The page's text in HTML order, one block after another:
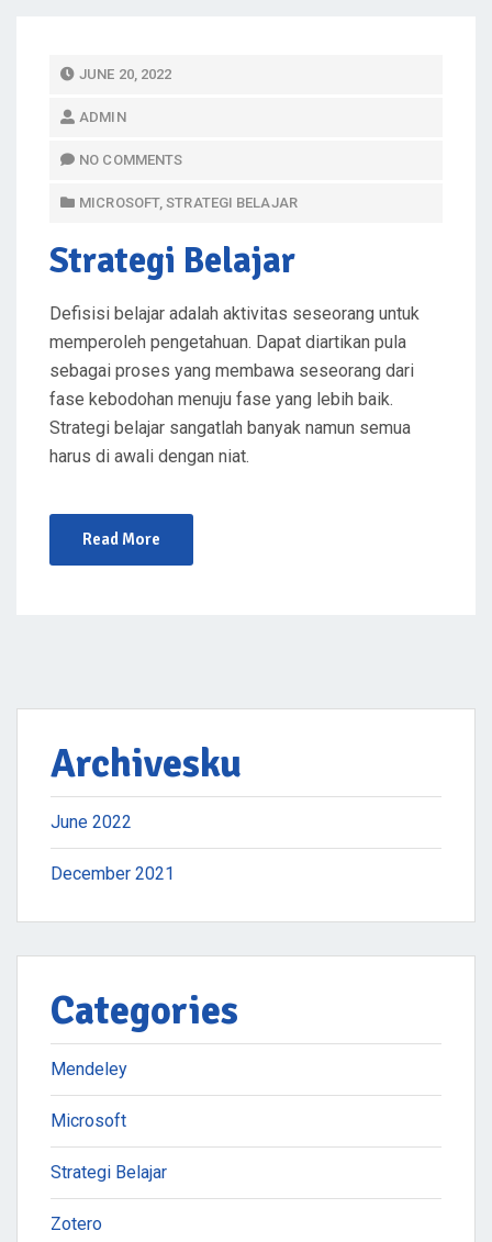
P
T
O
N
JUNE 20, 2022
ADMIN
NO COMMENTS
MICROSOFT,STRATEGI BELAJAR
Strategi Belajar
Defisisi belajar adalah aktivitas seseorang untuk
memperoleh pengetahuan. Dapat diartikan pula
sebagai proses yang membawa seseorang dari
fase kebodohan menuju fase yang lebih baik.
Strategi belajar sangatlah banyak namun semua
harus di awali dengan niat.
Read More
Archivesku
June 2022
December 2021
Categories
Mendeley
Microsoft
Strategi Belajar
Zotero